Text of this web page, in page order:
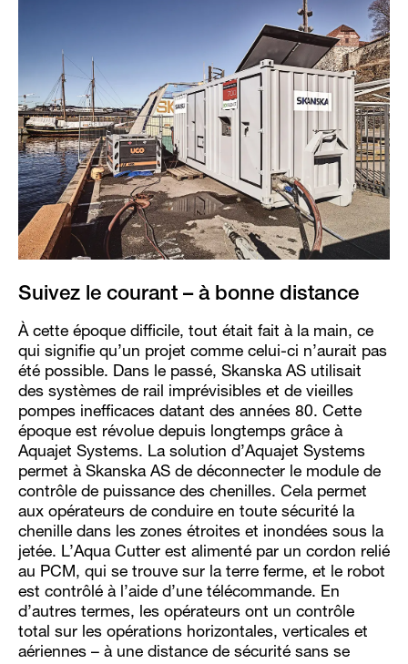
Suivez le courant – à bonne distance
À cette époque difficile, tout était fait à la main, ce
qui signifie qu’un projet comme celui-ci n’aurait pas
été possible. Dans le passé, Skanska AS utilisait
des systèmes de rail imprévisibles et de vieilles
pompes inefficaces datant des années 80. Cette
époque est révolue depuis longtemps grâce à
Aquajet Systems. La solution d’Aquajet Systems
permet à Skanska AS de déconnecter le module de
contrôle de puissance des chenilles. Cela permet
aux opérateurs de conduire en toute sécurité la
chenille dans les zones étroites et inondées sous la
jetée. L’Aqua Cutter est alimenté par un cordon relié
au PCM, qui se trouve sur la terre ferme, et le robot
est contrôlé à l’aide d’une télécommande. En
d’autres termes, les opérateurs ont un contrôle
total sur les opérations horizontales, verticales et
aériennes – à une distance de sécurité sans se